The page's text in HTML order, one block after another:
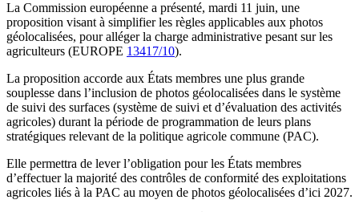
La Commission européenne a présenté, mardi 11 juin, une
proposition visant à simplifier les règles applicables aux photos
géolocalisées, pour alléger la charge administrative pesant sur les
agriculteurs (EUROPE 13417/10).
La proposition accorde aux États membres une plus grande
souplesse dans l’inclusion de photos géolocalisées dans le système
de suivi des surfaces (système de suivi et d’évaluation des activités
agricoles) durant la période de programmation de leurs plans
stratégiques relevant de la politique agricole commune (PAC).
Elle permettra de lever l’obligation pour les États membres
d’effectuer la majorité des contrôles de conformité des exploitations
agricoles liés à la PAC au moyen de photos géolocalisées d’ici 2027.